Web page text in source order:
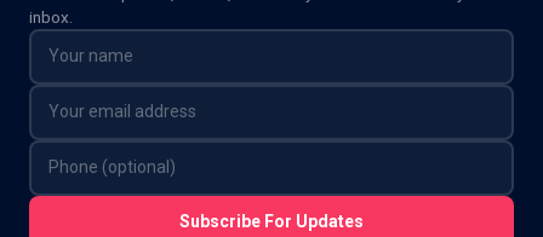
inbox.
Subscribe For Updates